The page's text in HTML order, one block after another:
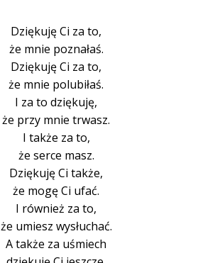
Dziękuję Ci za to,
że mnie poznałaś.
Dziękuję Ci za to,
że mnie polubiłaś.
I za to dziękuję,
że przy mnie trwasz.
I także za to,
że serce masz.
Dziękuję Ci także,
że mogę Ci ufać.
I również za to,
że umiesz wysłuchać.
A także za uśmiech